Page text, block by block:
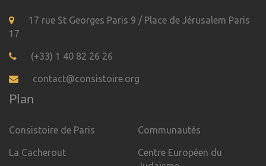
17 rue St Georges Paris 9 / Place de Jérusalem Paris
17
(+33) 1 40 82 26 26
contact@consistoire.org
Plan
Consistoire de Paris
La Cacherout
Communautés
Centre Européen du